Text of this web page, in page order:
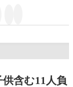
含む11人負